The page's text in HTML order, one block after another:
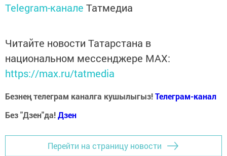
Telegram-канале Татмедиа
Читайте новости Татарстана в
национальном мессенджере MАХ:
https://max.ru/tatmedia
Безнең телеграм каналга кушылыгыз!Телеграм-канал
Без "Дзен"да!Дзен
Перейти на страницу новости